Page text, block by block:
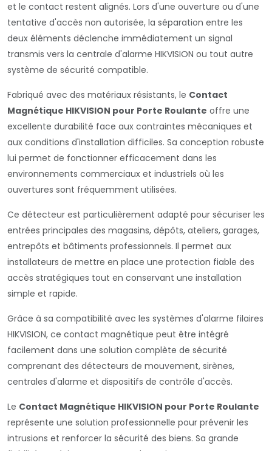
et le contact restent alignés. Lors d'une ouverture ou d'une
tentative d'accès non autorisée, la séparation entre les
deux éléments déclenche immédiatement un signal
transmis vers la centrale d'alarme HIKVISION ou tout autre
système de sécurité compatible.
Fabriqué avec des matériaux résistants, le Contact
Magnétique HIKVISION pour Porte Roulante offre une
excellente durabilité face aux contraintes mécaniques et
aux conditions d'installation difficiles. Sa conception robuste
lui permet de fonctionner efficacement dans les
environnements commerciaux et industriels où les
ouvertures sont fréquemment utilisées.
Ce détecteur est particulièrement adapté pour sécuriser les
entrées principales des magasins, dépôts, ateliers, garages,
entrepôts et bâtiments professionnels. Il permet aux
installateurs de mettre en place une protection fiable des
accès stratégiques tout en conservant une installation
simple et rapide.
Grâce à sa compatibilité avec les systèmes d'alarme filaires
HIKVISION, ce contact magnétique peut être intégré
facilement dans une solution complète de sécurité
comprenant des détecteurs de mouvement, sirènes,
centrales d'alarme et dispositifs de contrôle d'accès.
Le Contact Magnétique HIKVISION pour Porte Roulante
représente une solution professionnelle pour prévenir les
intrusions et renforcer la sécurité des biens. Sa grande